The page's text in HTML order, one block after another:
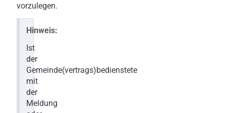
vorzulegen.
Hinweis:
Ist
der
Gemeinde(vertrags)bedienstete
mit
der
Meldung